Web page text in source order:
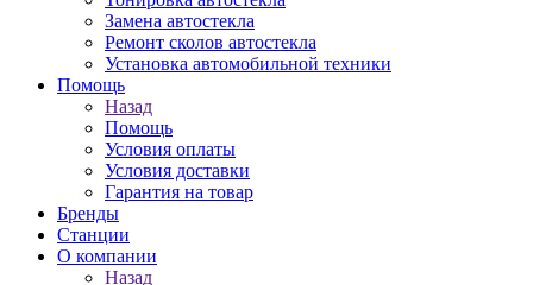
Замена автостекла
Ремонт сколов автостекла
Установка автомобильной техники
Помощь
Назад
Помощь
Условия оплаты
Условия доставки
Гарантия на товар
Бренды
Станции
О компании
Назад